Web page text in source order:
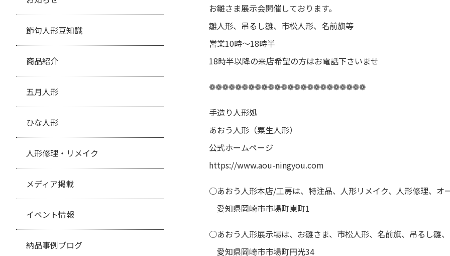
節句人形豆知識
商品紹介
五月人形
ひな人形
人形修理・リメイク
メディア掲載
イベント情報
納品事例ブログ
お雛さま展示会開催しております。
雛人形、吊るし雛、市松人形、名前旗等
営業10時〜18時半
18時半以降の来店希望の方はお電話下さいませ
❁❁❁❁❁❁❁❁❁❁❁❁❁❁❁❁❁❁❁❁❁❁❁❁
手造り人形処
あおう人形（粟生人形）
公式ホームページ
https://www.aou-ningyou.com
○あおう人形本店/工房は、特注品、人形リメイク、人形修理、オ
愛知県岡崎市市場町東町1
○あおう人形展示場は、お雛さま、市松人形、名前旗、吊るし雛
愛知県岡崎市市場町円光34